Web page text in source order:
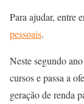
Para ajudar, entre
pessoais.
Neste segundo
cursos e passa a
geração de renda